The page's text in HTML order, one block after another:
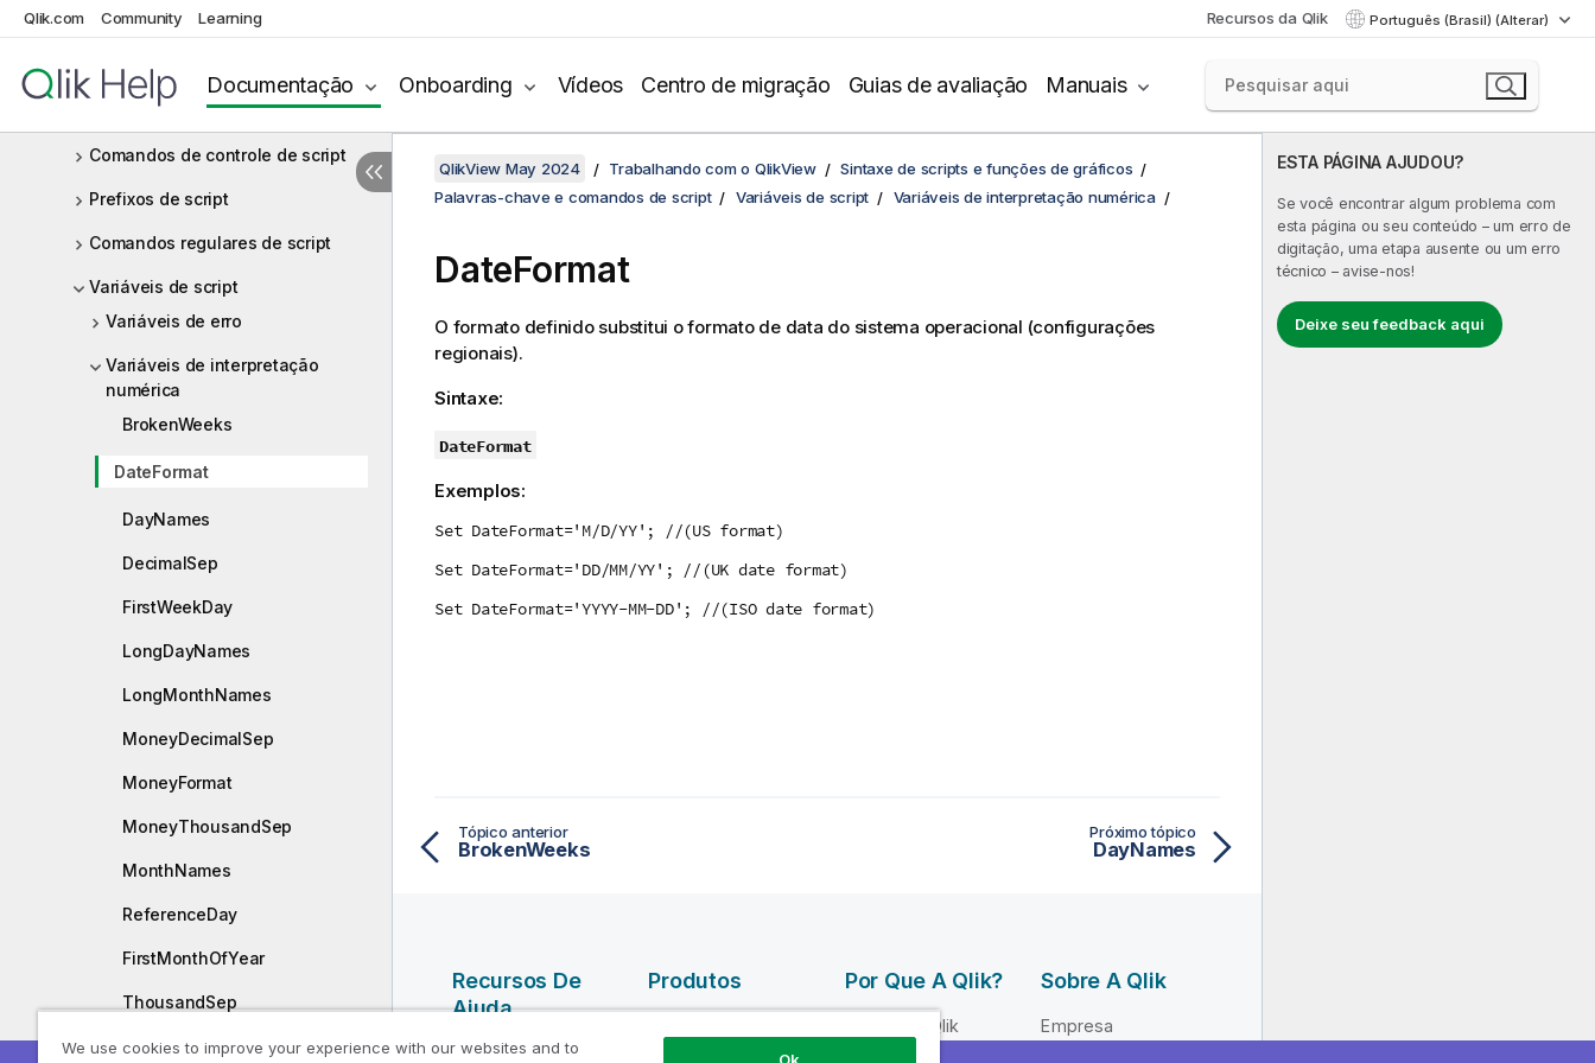
Qlik.com Community Learning Recursos da Qlik Português (Brasil) (Alterar)
Documentação Onboarding Vídeos Centro de migração Guias de avaliação Manuais
Palavras-chave e comandos de
Comandos de controle de script
Prefixos de script
Comandos regulares de script
Variáveis de script
Variáveis de erro
Variáveis de interpretação
numérica
BrokenWeeks
DateFormat
DayNames
DecimalSep
FirstWeekDay
LongDayNames
LongMonthNames
MoneyDecimalSep
MoneyFormat
MoneyThousandSep
MonthNames
ReferenceDay
FirstMonthOfYear
ThousandSep
TimeFormat
ESTA PÁGINA AJUDOU?
Se você encontrar algum problema com
esta página ou seu conteúdo – um erro de
digitação, uma etapa ausente ou um erro
técnico – avise-nos!
Deixe seu feedback aqui
QlikView May 2024 Trabalhando com o QlikView
Sintaxe de scripts e funções de gráficos
Palavras-chave e comandos de script
Variáveis de script Variáveis de interpretação numérica
DateFormat
O formato definido substitui o formato de data do sistema operacional (configurações
regionais).
Sintaxe:
DateFormat
Exemplos:
Set DateFormat='M/D/YY'; //(US format)
Set DateFormat='DD/MM/YY'; //(UK date format)
Set DateFormat='YYYY-MM-DD'; //(ISO date format)
Tópico anterior
BrokenWeeks
Próximo tópico
DayNames
Recursos De
Ajuda
Vídeos da Qlik
Produtos
INTEGRATION
Por Que A Qlik?
Por que a Qlik
Sobre A Qlik
Empresa
We use cookies to improve your experience with our websites and to